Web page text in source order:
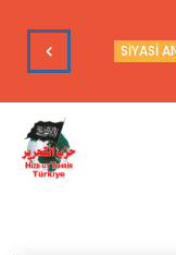
Çıkarlarına Hizmet
SİYASİ